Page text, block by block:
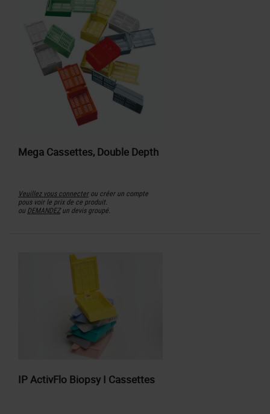
Mega Cassettes, Double Depth
Veuillez vous connecterou créer un compte
pous voir le prix de ce produit.
ou DEMANDEZun devis groupé.
IP ActivFlo Biopsy I Cassettes